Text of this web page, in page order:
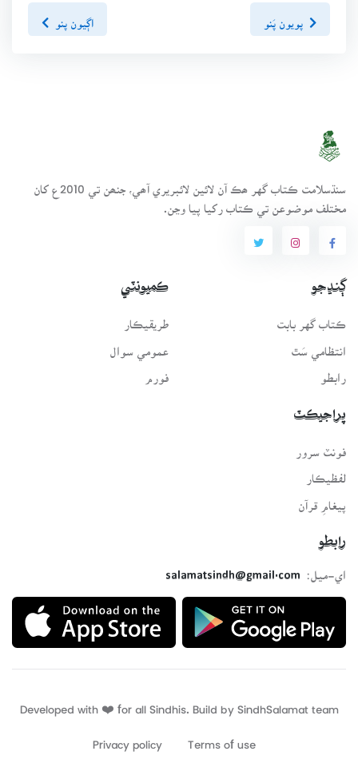
پويون پَنو اڳيون پنو
سنڌسلامت ڪتاب گهر ھڪ آن لائين لائبريري آھي، جنھن تي 2010ع کان
مختلف موضوعن تي ڪتاب رکيا پيا وڃن.
ڳنڍجو
ڪتاب گهر بابت
انتظامي سَٿ
رابطو
ڪميونٽي
طريقيڪار
عمومي سوال
فورم
پراجيڪٽ
لفظيڪار
پيغامِ قرآن
رابطو
اي-ميل:
salamatsindh@gmail.com
Developed with ❤️ for all Sindhis. Build by
Terms of use